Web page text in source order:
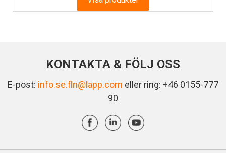
KONTAKTA & FÖLJ OSS
E-post: info.se.fln@lapp.com eller ring: +46 0155-777
90